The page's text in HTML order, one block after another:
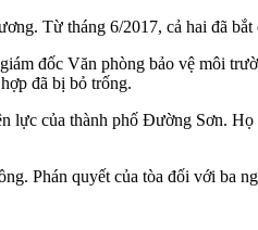
Từ tháng 6/2017, cả hai đã
đốc Văn phòng bảo vệ môi
đã bị bỏ trống.
của thành phố Đường Sơn.
Phán quyết của tòa đối với